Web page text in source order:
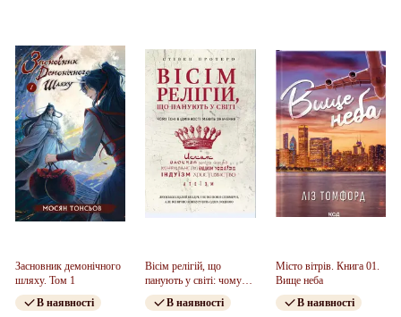
Засновник демонічного
шляху. Том 1
В наявності
Вісім релігій, що
панують у світі: чому
їхні відмінності мають
значенняВ наявності
Місто вітрів. Книга 01.
Вище неба
В наявності